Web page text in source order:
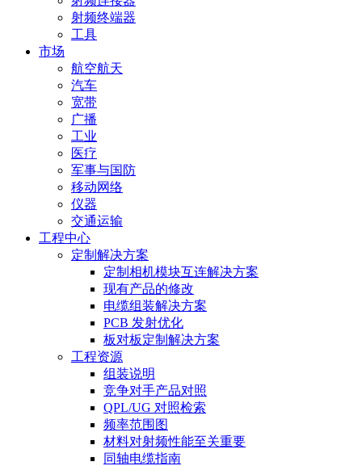
射频终端器
工具
市场
航空航天
汽车
宽带
广播
工业
医疗
军事与国防
移动网络
仪器
交通运输
工程中心
定制解决方案
定制相机模块互连解决方案
现有产品的修改
电缆组装解决方案
PCB 发射优化
板对板定制解决方案
工程资源
组装说明
竞争对手产品对照
QPL/UG 对照检索
频率范围图
材料对射频性能至关重要
同轴电缆指南